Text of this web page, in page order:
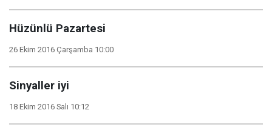
Hüzünlü Pazartesi
26 Ekim 2016 Çarşamba 10:00
Sinyaller iyi
18 Ekim 2016 Salı 10:12